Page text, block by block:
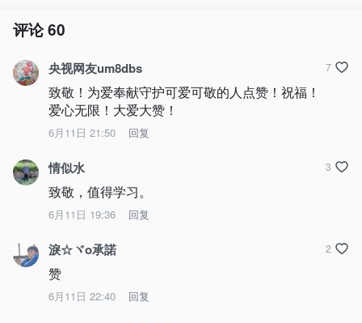
评论60
央视网友um8dbs
致敬！为爱奉献守护可爱可敬的人点赞！祝福！
爱心无限！大爱大赞！
6月11日 21:50 回复
7
情似水
致敬，值得学习。
6月11日 19:36 回复
3
淚☆ヾo承諾
赞
6月11日 22:40 回复
2